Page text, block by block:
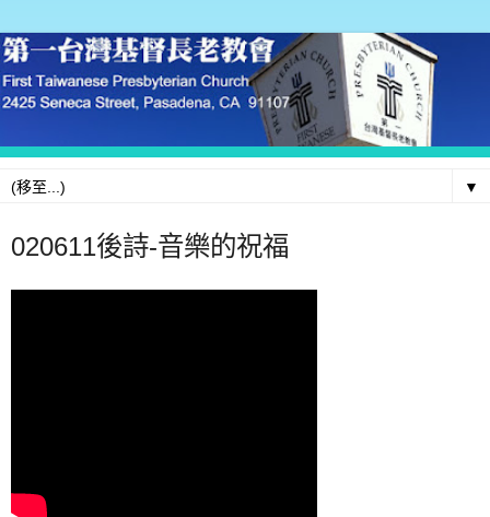
▼
020611後詩-音樂的祝福